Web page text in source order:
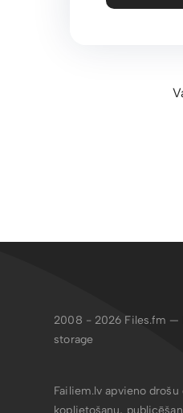
2008 - 2026 Files.fm —
storage
Failiem.lv apvieno drošu